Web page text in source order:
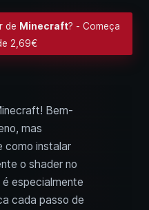
de Minecraft? - Começa
2,69€
Bem-
mas
como instalar
o shader no
especialmente
cada passo de